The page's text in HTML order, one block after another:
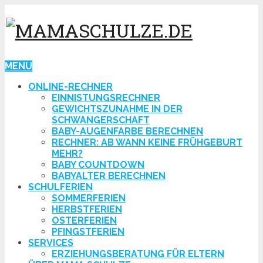
MENU
ONLINE-RECHNER
EINNISTUNGSRECHNER
GEWICHTSZUNAHME IN DER
SCHWANGERSCHAFT
BABY-AUGENFARBE BERECHNEN
RECHNER: AB WANN KEINE FRÜHGEBURT
MEHR?
BABY COUNTDOWN
BABYALTER BERECHNEN
SCHULFERIEN
SOMMERFERIEN
HERBSTFERIEN
OSTERFERIEN
PFINGSTFERIEN
SERVICES
ERZIEHUNGSBERATUNG FÜR ELTERN